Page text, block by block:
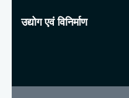
उद्योग एवं विनिर्माण